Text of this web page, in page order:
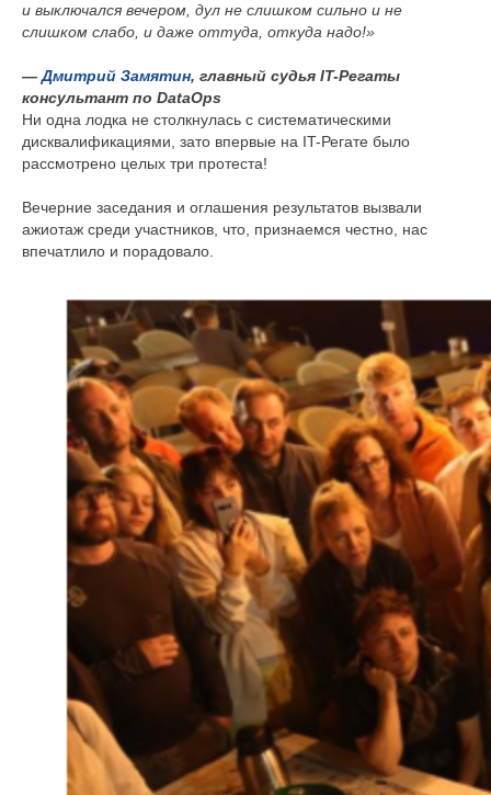
и выключался вечером, дул не слишком сильно и не
слишком слабо, и даже оттуда, откуда надо!»
—Дмитрий Замятин, главный судья IT-Регаты
консультант по DataOps
Ни одна лодка не столкнулась с систематическими
дисквалификациями, зато впервые на IT-Регате было
рассмотрено целых три протеста!
Вечерние заседания и оглашения результатов вызвали
ажиотаж среди участников, что, признаемся честно, нас
впечатлило и порадовало.